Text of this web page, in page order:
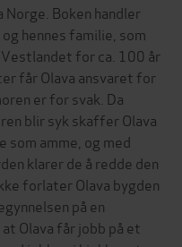
Boken handler
hennes familie, som
Vestlandet for ca. 100 år
får Olava ansvaret for
er for svak. Da
blir syk skaffer Olava
som amme, og med
klarer de å redde den
forlater Olava bygden
på en
Olava får jobb på et